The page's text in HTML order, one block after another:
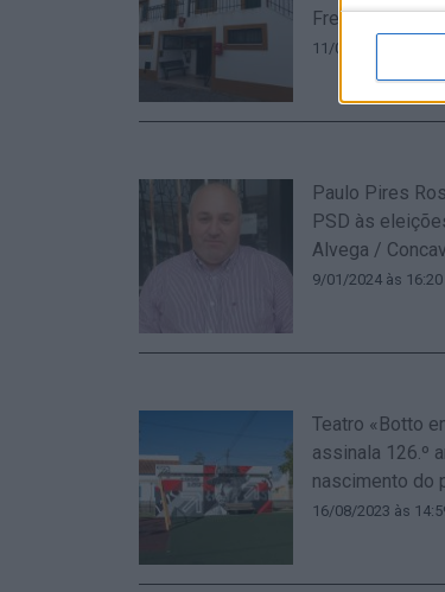
Freguesias de
11/01/2024 às 09:13
Paulo Pires
PSD às
Alvega /
9/01/2024 às 16:20
Teatro «Botto
assinala 126.º
nascimento do
16/08/2023 às